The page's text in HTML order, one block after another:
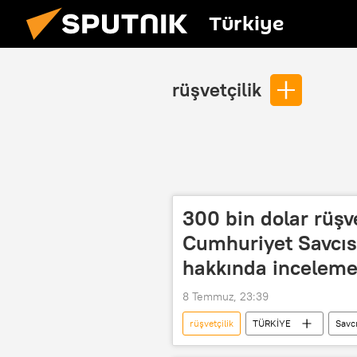
Türkiye
rüşvetçilik
300 bin dolar
Cumhuriyet
hakkında inceleme
8 Temmuz, 23:39
rüşvetçilik TÜRKİYE Savcı
Rüşvet
Rüşvet teklifi